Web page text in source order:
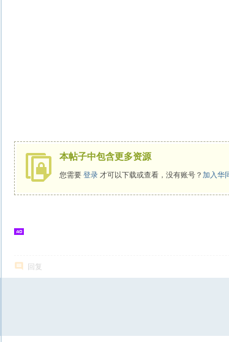
本帖子中包含更多资源
您需要 登录 才可以下载或查看，没有账号？ 加入华
回复